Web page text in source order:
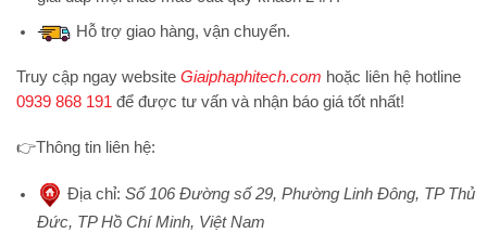
Hỗ trợgiao hàng, vận chuyển.
Truy cập ngay website Giaiphaphitech.com hoặc liên hệ hotline
0939 868 191 để được tư vấn và nhận báo giá tốt nhất!
👉Thông tin liên hệ:
Địa chỉ: Số 106 Đường số 29, Phường Linh Đông, TP Thủ
Đức, TP Hồ Chí Minh, Việt Nam